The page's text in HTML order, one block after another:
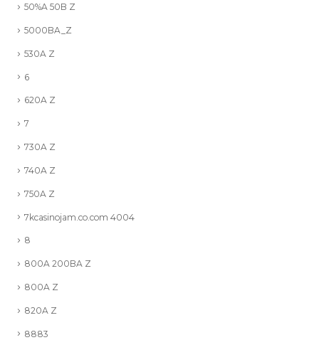
50%A 50B Z
5000BA_Z
530A Z
6
620A Z
7
730A Z
740A Z
750A Z
7kcasinojam.co.com 4004
8
800A 200BA Z
800A Z
820A Z
8883